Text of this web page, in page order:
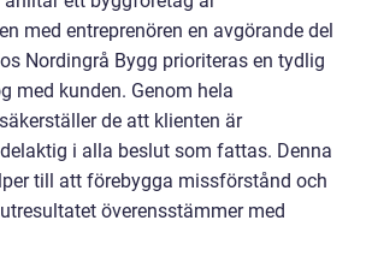
med entreprenören en avgörande del
Nordingrå Bygg prioriteras en tydlig
med kunden. Genom hela
de att klienten är
i alla beslut som fattas. Denna
till att förebygga missförstånd och
överensstämmer med